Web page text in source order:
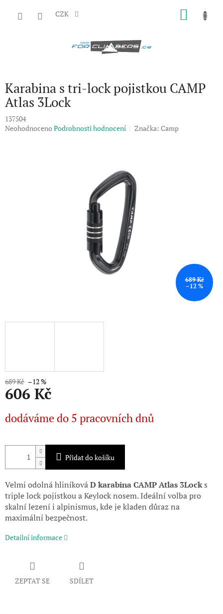
CZK
Karabina s tri-lock pojistkou CAMP
Atlas 3Lock
137504
Průměrné
Neohodnoceno Podrobnosti hodnocení Značka: Camp
689 Kč
–12 %
689 Kč –12 %
606 Kč
cena:
dodáváme do 5 pracovních dnů
Přidat do košíku
Velmi odolná hliníkováD karabina CAMP Atlas 3Locks
triple lock pojistkou a Keylock nosem. Ideální volba pro
skalní lezení i alpinismus, kde je kladen důraz na
maximální bezpečnost.
Detailní informace
ZEPTAT SE SDÍLET